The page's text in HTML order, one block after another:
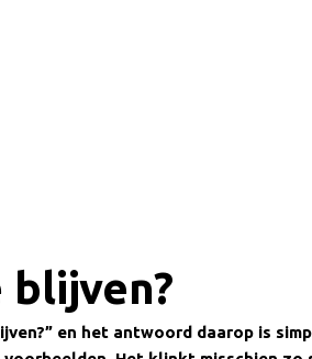
en het antwoord daarop is